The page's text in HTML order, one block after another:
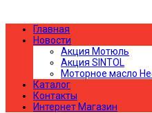
Главная
Новости
Акция Мотюль
Акция SINTOL
Моторное масло
Каталог
Контакты
Интернет Магазин